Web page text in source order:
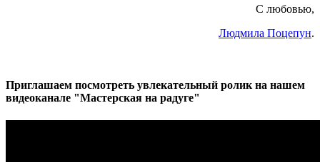
С любовью,
Людмила Поцепун.
Приглашаем посмотреть увлекательный ролик на нашем
видеоканале "Мастерская на радуге"